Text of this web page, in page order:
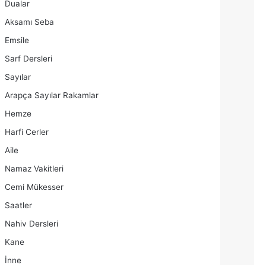
Dualar
Aksamı Seba
Emsile
Sarf Dersleri
Sayılar
Arapça Sayılar Rakamlar
Hemze
Harfi Cerler
Aile
Namaz Vakitleri
Cemi Mükesser
Saatler
Nahiv Dersleri
Kane
İnne